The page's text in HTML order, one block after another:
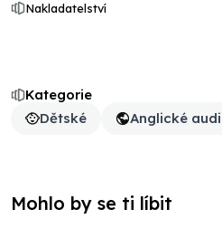
Kategorie
Dětské
Anglické
Nakladatelství
Mohlo by se ti líbit